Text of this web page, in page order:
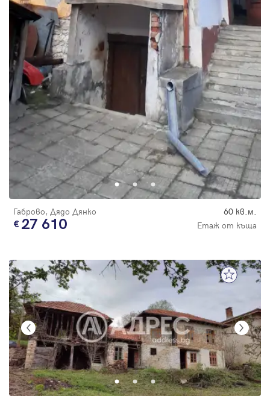
Габрово, Дядо Дянко 60 кв.м.
27 610 Етаж от къща